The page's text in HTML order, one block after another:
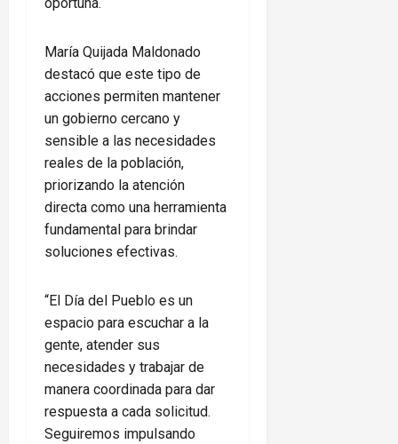
María Quijada Maldonado
destacó que este tipo de
acciones permiten mantener
un gobierno cercano y
sensible a las necesidades
reales de la población,
priorizando la atención
directa como una herramienta
fundamental para brindar
soluciones efectivas.
“El Día del Pueblo es un
espacio para escuchar a la
gente, atender sus
necesidades y trabajar de
manera coordinada para dar
respuesta a cada solicitud.
Seguiremos impulsando